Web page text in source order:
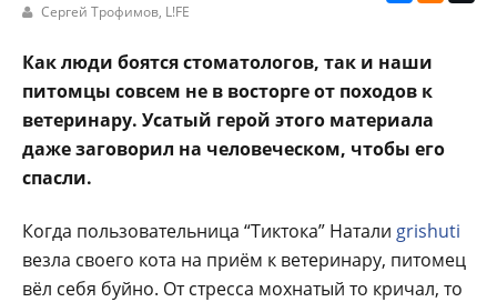
Сергей Трофимов, L!FE
Как люди боятся стоматологов, так и наши
питомцы совсем не в восторге от походов к
ветеринару. Усатый герой этого материала
даже заговорил на человеческом, чтобы его
спасли.
Когда пользовательница “Тиктока” Натали grishuti
везла своего кота на приём к ветеринару, питомец
вёл себя буйно. От стресса мохнатый то кричал, то